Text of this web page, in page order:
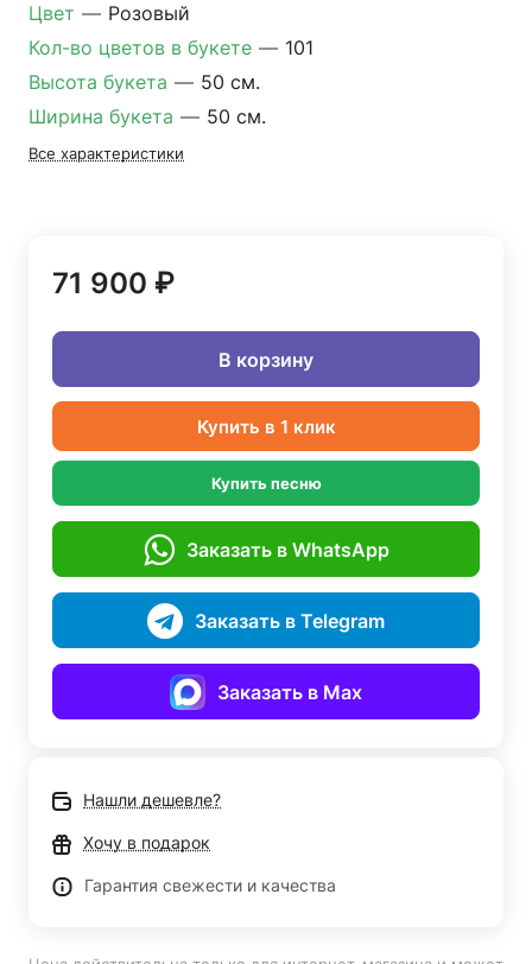
Цвет — Розовый
Кол-во цветов в букете — 101
Высота букета — 50 см.
Ширина букета — 50 см.
Все характеристики
71 900 ₽
В корзину
Купить в 1 клик
Купить песню
Заказать в WhatsApp
Заказать в Telegram
Заказать в Max
Нашли дешевле?
Хочу в подарок
Гарантия свежести и качества